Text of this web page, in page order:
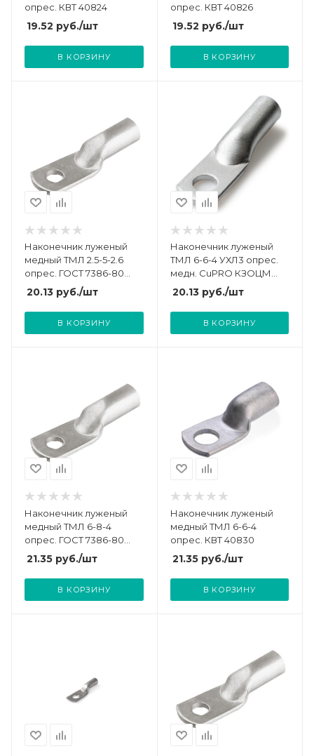
опрес. КВТ 40824
19.52 руб./шт
В КОРЗИНУ
опрес. КВТ 40826
19.52 руб./шт
В КОРЗИНУ
Наконечник луженый
медный ТМЛ 2.5-5-2.6
опрес. ГОСТ 7386-80
TOKOV ELECTRIC TKE-
TML-2.5-5-2.6
20.13 руб./шт
В КОРЗИНУ
Наконечник луженый
ТМЛ 6-6-4 УХЛ3 опрес.
медн. CuPRO КЗОЦМ
55726
20.13руб./шт
В КОРЗИНУ
Наконечник луженый
медный ТМЛ 6-8-4
опрес. ГОСТ 7386-80
TOKOV ELECTRIC TKE-
TML-6-8-4
21.35 руб./шт
В КОРЗИНУ
Наконечник луженый
медный ТМЛ 6-6-4
опрес. КВТ 40830
21.35руб./шт
В КОРЗИНУ